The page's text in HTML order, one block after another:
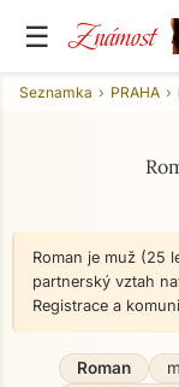
☰ Známost
Seznamka PRAHA
Roman je muž (25
partnerský vztah
Registrace a
Roman